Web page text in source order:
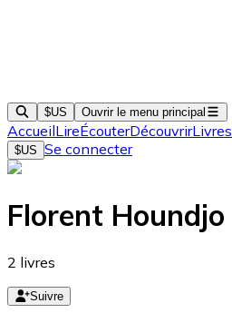
$US Ouvrir le menu principal
AccueilLireÉcouterDécouvrirLivres
$US Se connecter
Florent Houndjo
2 livres
Suivre